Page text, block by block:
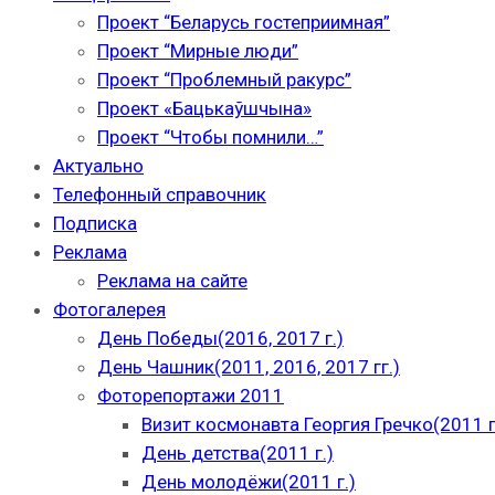
Проект “Беларусь гостеприимная”
Проект “Мирные люди”
Проект “Проблемный ракурс”
Проект «Бацькаўшчына»
Проект “Чтобы помнили…”
Актуально
Телефонный справочник
Подписка
Реклама
Реклама на сайте
Фотогалерея
День Победы(2016, 2017 г.)
День Чашник(2011, 2016, 2017 гг.)
Фоторепортажи 2011
Визит космонавта Георгия Гречко(2011
День детства(2011 г.)
День молодёжи(2011 г.)